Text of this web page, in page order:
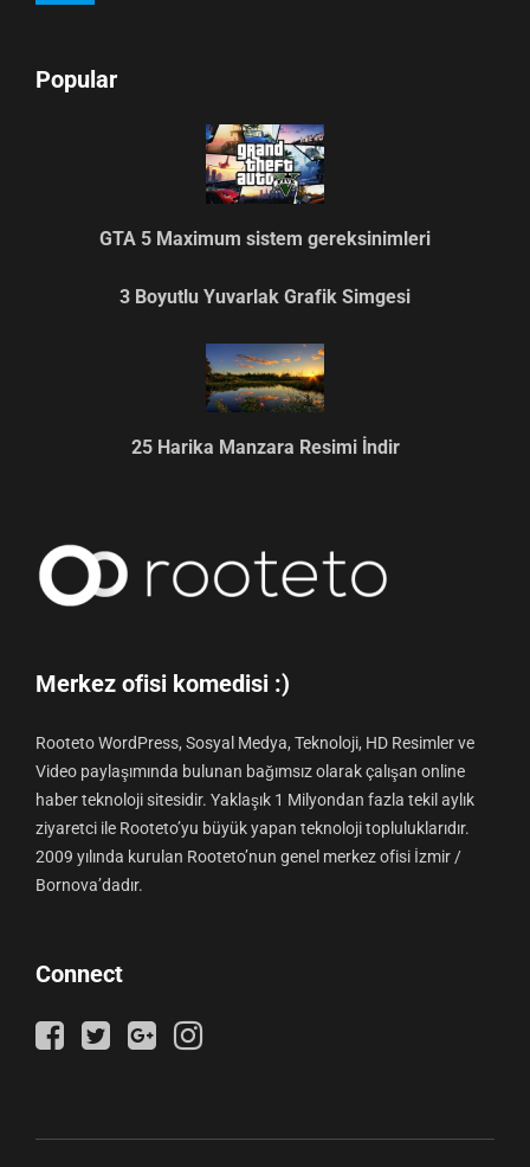
Popular
GTA 5 Maximum sistem gereksinimleri
3 Boyutlu Yuvarlak Grafik Simgesi
25 Harika Manzara Resimi İndir
Merkez ofisi komedisi :)
Rooteto WordPress, Sosyal Medya, Teknoloji, HD Resimler ve
Video paylaşımında bulunan bağımsız olarak çalışan online
haber teknoloji sitesidir. Yaklaşık 1 Milyondan fazla tekil aylık
ziyaretci ile Rooteto’yu büyük yapan teknoloji topluluklarıdır.
2009 yılında kurulan Rooteto’nun genel merkez ofisi İzmir /
Bornova’dadır.
Connect